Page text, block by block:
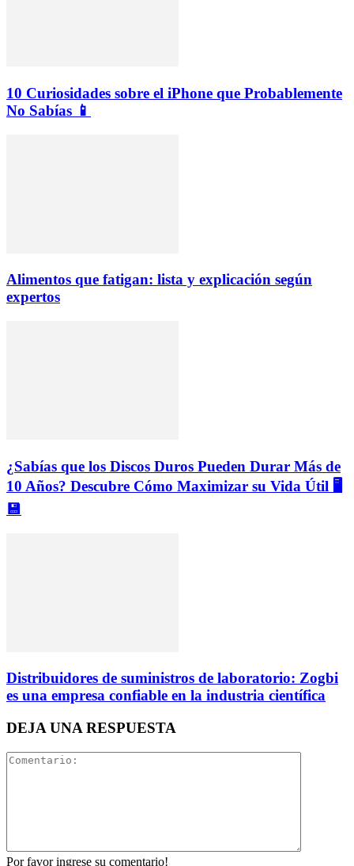
10 Curiosidades sobre el iPhone que Probablemente
No Sabías 📱
Alimentos que fatigan: lista y explicación según
expertos
¿Sabías que los Discos Duros Pueden Durar Más de
10 Años? Descubre Cómo Maximizar su Vida Útil 🖥️
💾
Distribuidores de suministros de laboratorio: Zogbi
es una empresa confiable en la industria científica
DEJA UNA RESPUESTA
Por favor ingrese su comentario!